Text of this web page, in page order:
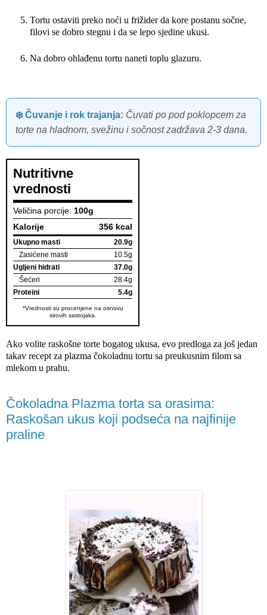
Tortu ostaviti preko noći u frižider da kore postanu sočne,
filovi se dobro stegnu i da se lepo sjedine ukusi.
Na dobro ohlađenu tortu naneti toplu glazuru.
❄️ Čuvanje i rok trajanja: Čuvati po pod poklopcem za
torte na hladnom, svežinu i sočnost zadržava 2-3 dana.
Nutritivne
vrednosti
Veličina porcije: 100g
Kalorije
356 kcal
Ukupno masti
20.9g
Zasićene masti
10.5g
Ugljeni hidrati
37.0g
Šećeri
28.4g
Proteini
5.4g
*Vrednosti su procenjene na osnovu
sirovih sastojaka.
Ako volite raskošne torte bogatog ukusa, evo predloga za još jedan
takav recept za plazma čokoladnu tortu sa preukusnim filom sa
mlekom u prahu.
Čokoladna Plazma torta sa orasima:
Raskošan ukus koji podseća na najfinije
praline